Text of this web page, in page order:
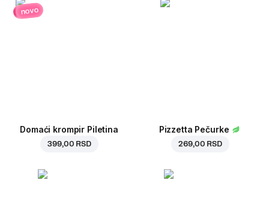
novo
Domaći krompir Piletina
399,00 RSD
Pizzetta Pečurke
269,00 RSD